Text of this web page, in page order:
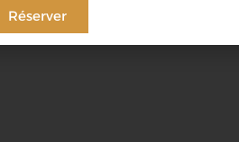
Réserver